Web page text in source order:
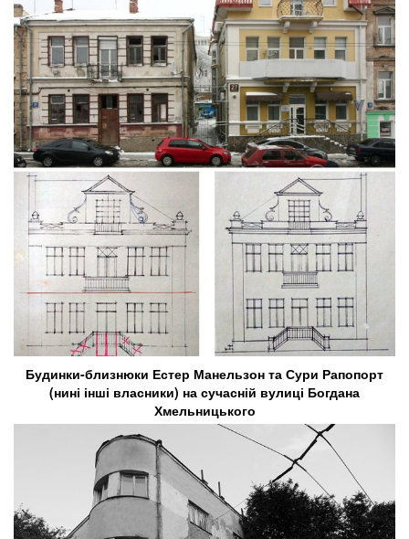
Будинки-близнюки Естер Манельзон та Сури Рапопорт
(нині інші власники) на сучасній вулиці Богдана
Хмельницького